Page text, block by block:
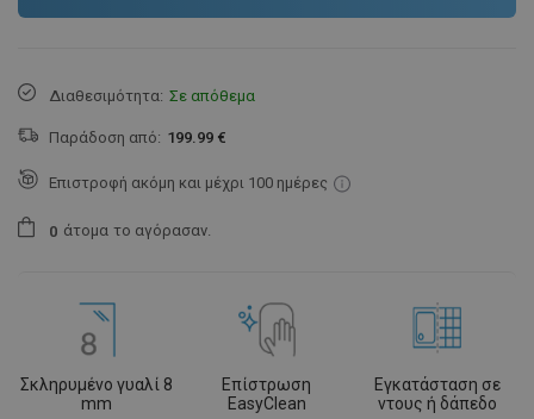
Διαθεσιμότητα: Σε απόθεμα
Παράδοση από: 199.99 €
Επιστροφή ακόμη και μέχρι 100 ημέρες
0 άτομα το αγόρασαν.
Σκληρυμένο γυαλί 8
mm
Επίστρωση
EasyClean
Εγκατάσταση σε
ντους ή δάπεδο